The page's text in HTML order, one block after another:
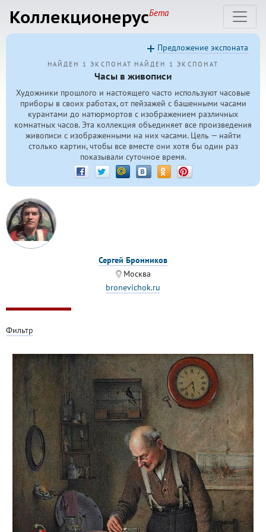
КоллекционерусБета
НАЙДЕН 1 ЭКСПОНАТ НАЙДЕН 1 ЭКСПОНАТ
Часы в живописи
Художники прошлого и настоящего часто используют часовые
приборы в своих работах, от пейзажей с башенными часами
курантами до натюрмортов с изображением различных
комнатных часов. Эта коллекция объединяет все произведения
живописи с изображенными на них часами. Цель — найти
столько картин, чтобы все вместе они хотя бы один раз
показывали суточное время.
Предложение экспоната
Сергей Бронников
Москва
bronevichok.ru
Фильтр